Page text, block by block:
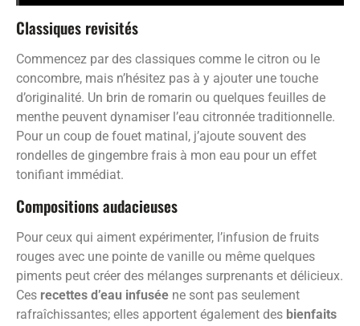
Classiques revisités
Commencez par des classiques comme le citron ou le
concombre, mais n’hésitez pas à y ajouter une touche
d’originalité. Un brin de romarin ou quelques feuilles de
menthe peuvent dynamiser l’eau citronnée traditionnelle.
Pour un coup de fouet matinal, j’ajoute souvent des
rondelles de gingembre frais à mon eau pour un effet
tonifiant immédiat.
Compositions audacieuses
Pour ceux qui aiment expérimenter, l’infusion de fruits
rouges avec une pointe de vanille ou même quelques
piments peut créer des mélanges surprenants et délicieux.
Ces recettes d’eau infusée ne sont pas seulement
rafraîchissantes; elles apportent également des bienfaits